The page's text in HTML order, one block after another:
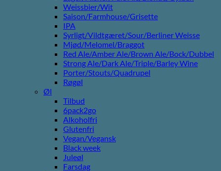
Weissbier/Wit
Saison/Farmhouse/Grisette
IPA
Syrligt/Vildtgæret/Sour/Berliner Weisse
Mjød/Melomel/Braggot
Red Ale/Amber Ale/Brown Ale/Bock/Dubbel
Strong Ale/Dark Ale/Triple/Barley Wine
Porter/Stouts/Quadrupel
Røgøl
Øl
Tilbud
6pack2go
Alkoholfri
Glutenfri
Vegan/Vegansk
Black week
Juleøl
Farsdag